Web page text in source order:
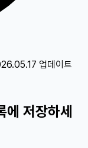
업데이트
에 저장하세